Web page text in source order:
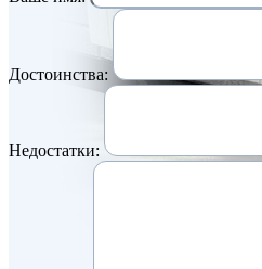
Достоинства:
Недостатки: